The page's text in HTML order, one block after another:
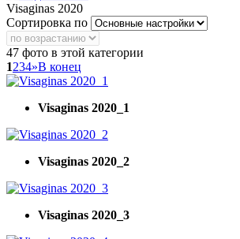
Visaginas 2020
Сортировка по
47 фото в этой категории
1234»В конец
Visaginas 2020_1
Visaginas 2020_2
Visaginas 2020_3